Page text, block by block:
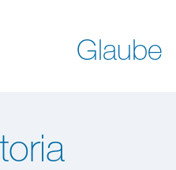
Glaube